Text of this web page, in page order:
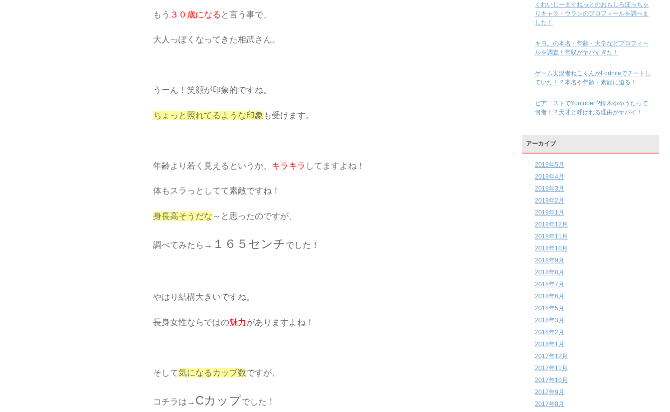
もう ３０歳になる と言う事で、
大人っぽくなってきた相武さん。
うーん！笑顔が印象的ですね。
ちょっと照れてるような印象 も受けます。
年齢より若く見えるというか、 キラキラ してますよね！
体もスラっとしてて素敵ですね！
身長高そうだな ～と思ったのですが、
調べてみたら→ １６５センチ でした！
やはり結構大きいですね。
長身女性ならではの魅力がありますよね！
そして気になるカップ数ですが、
コチラは→ Cカップでした！
くれいじーまぐねっとのおもしろぽっちゃ
りキャラ・ウランのプロフィールを調べま
した！
キヨ。の本名・年齢・大学などプロフィー
ルを調査！年収がヤバすぎた！
ゲーム実況者ねこくんがFortniteでチートし
ていた！？本名や年齢・素顔に迫る！
ピアニストでYoutuber!?鈴木ゆゆうたって
何者！？天才と呼ばれる理由がヤバイ！
アーカイブ
2019年5月
2019年4月
2019年3月
2019年2月
2019年1月
2018年12月
2018年11月
2018年10月
2018年9月
2018年8月
2018年7月
2018年6月
2018年5月
2018年3月
2018年2月
2018年1月
2017年12月
2017年11月
2017年10月
2017年9月
2017年8月